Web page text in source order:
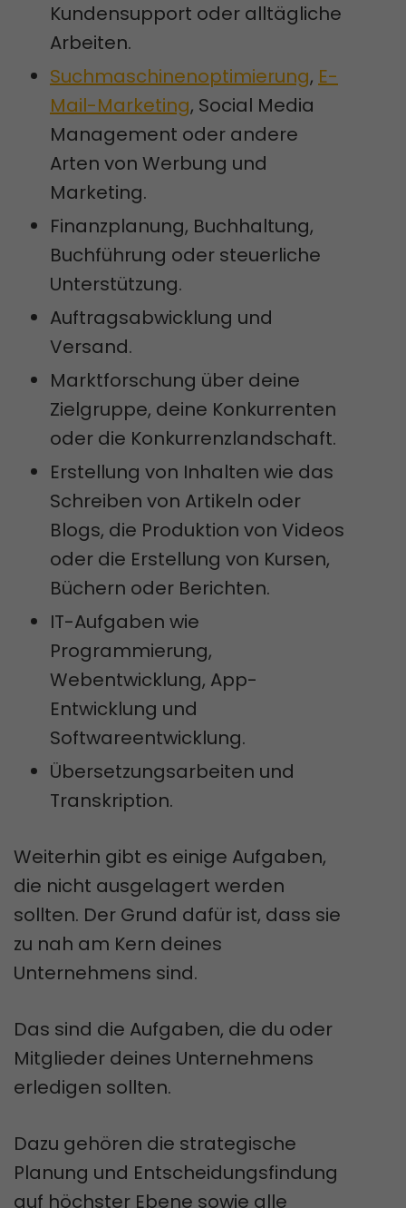
Kundensupport oder alltägliche
Arbeiten.
Suchmaschinenoptimierung, E-
Mail-Marketing, Social Media
Management oder andere
Arten von Werbung und
Marketing.
Finanzplanung, Buchhaltung,
Buchführung oder steuerliche
Unterstützung.
Auftragsabwicklung und
Versand.
Marktforschung über deine
Zielgruppe, deine Konkurrenten
oder die Konkurrenzlandschaft.
Erstellung von Inhalten wie das
Schreiben von Artikeln oder
Blogs, die Produktion von Videos
oder die Erstellung von Kursen,
Büchern oder Berichten.
IT-Aufgaben wie
Programmierung,
Webentwicklung, App-
Entwicklung und
Softwareentwicklung.
Übersetzungsarbeiten und
Transkription.
Weiterhin gibt es einige Aufgaben,
die nicht ausgelagert werden
sollten. Der Grund dafür ist, dass sie
zu nah am Kern deines
Unternehmens sind.
Das sind die Aufgaben, die du oder
Mitglieder deines Unternehmens
erledigen sollten.
Dazu gehören die strategische
Planung und Entscheidungsfindung
auf höchster Ebene sowie alle